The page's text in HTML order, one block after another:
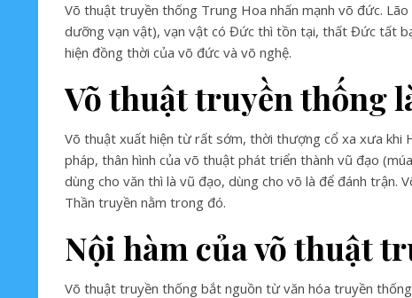
Võ thuật truyền thống Trung Hoa nhấn mạnh võ đức. Lão
dưỡng vạn vật), vạn vật có Đức thì tồn tại, thất Đức tất
hiện đồng thời của võ đức và võ nghệ.
Võ thuật truyền thống
Võ thuật xuất hiện từ rất sớm, thời thượng cổ xa xưa khi
pháp, thân hình của võ thuật phát triển thành vũ đạo
dùng cho văn thì là vũ đạo, dùng cho võ là để đánh trận.
Thần truyền nằm trong đó.
Nội hàm của võ thuật
Võ thuật truyền thống bắt nguồn từ văn hóa truyền